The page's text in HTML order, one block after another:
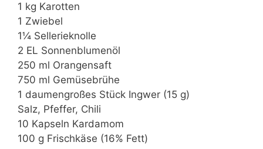
1 kg Karotten
1 Zwiebel
1¼ Sellerieknolle
2 EL Sonnenblumenöl
250 ml Orangensaft
750 ml Gemüsebrühe
1 daumengroßes Stück Ingwer (15 g)
Salz, Pfeffer, Chili
10 Kapseln Kardamom
100 g Frischkäse (16% Fett)